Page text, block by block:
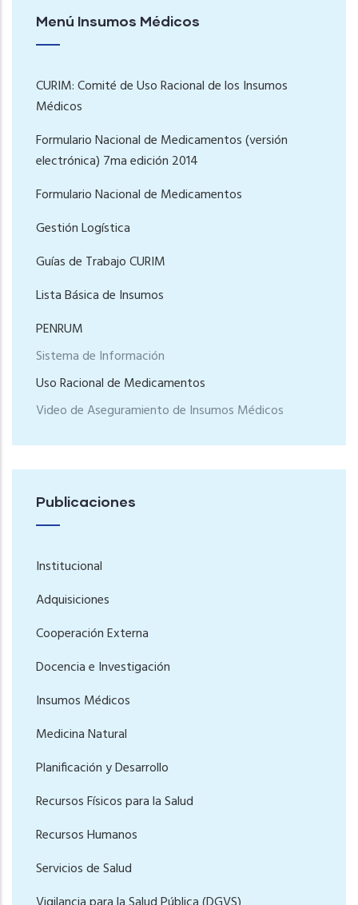
Menú Insumos Médicos
CURIM: Comité de Uso Racional de los Insumos
Médicos
Formulario Nacional de Medicamentos (versión
electrónica) 7ma edición 2014
Formulario Nacional de Medicamentos
Gestión Logística
Guías de Trabajo CURIM
Lista Básica de Insumos
PENRUM
Sistema de Información
Uso Racional de Medicamentos
Video de Aseguramiento de Insumos Médicos
Publicaciones
Institucional
Adquisiciones
Cooperación Externa
Docencia e Investigación
Insumos Médicos
Medicina Natural
Planificación y Desarrollo
Recursos Físicos para la Salud
Recursos Humanos
Servicios de Salud